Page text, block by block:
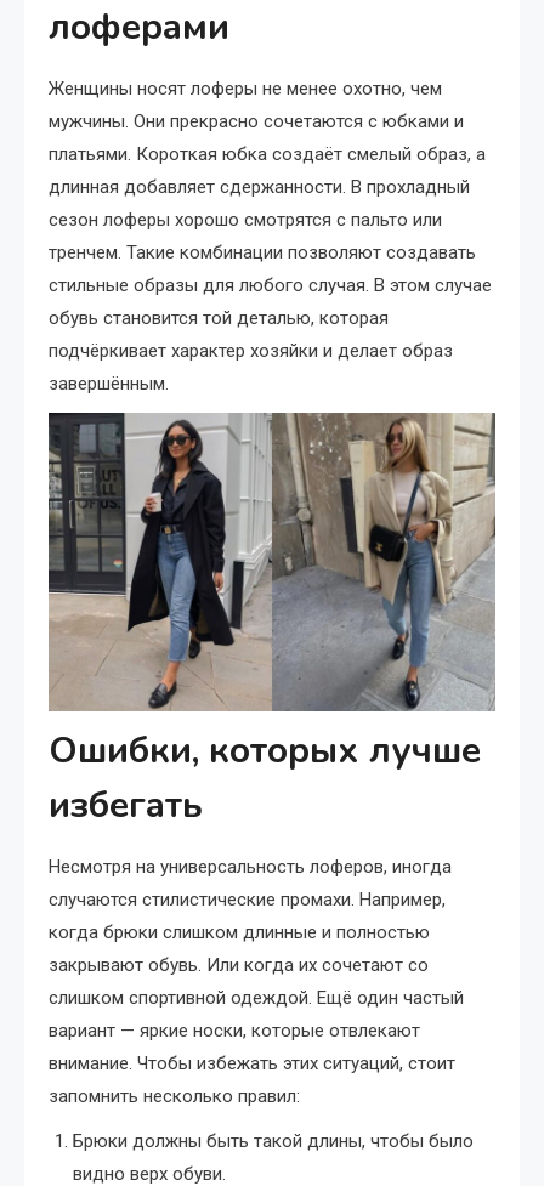
лоферами
Женщины носят лоферы не менее охотно, чем
мужчины. Они прекрасно сочетаются с юбками и
платьями. Короткая юбка создаёт смелый образ, а
длинная добавляет сдержанности. В прохладный
сезон лоферы хорошо смотрятся с пальто или
тренчем. Такие комбинации позволяют создавать
стильные образы для любого случая. В этом случае
обувь становится той деталью, которая
подчёркивает характер хозяйки и делает образ
завершённым.
Ошибки, которых лучше
избегать
Несмотря на универсальность лоферов, иногда
случаются стилистические промахи. Например,
когда брюки слишком длинные и полностью
закрывают обувь. Или когда их сочетают со
слишком спортивной одеждой. Ещё один частый
вариант — яркие носки, которые отвлекают
внимание. Чтобы избежать этих ситуаций, стоит
запомнить несколько правил:
Брюки должны быть такой длины, чтобы было
видно верх обуви.